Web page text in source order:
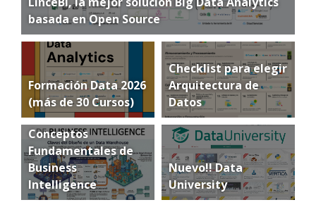
basada en Open Source
Formación Data 2026
(más de 30 Cursos)
Checklist para elegir
Arquitectura de
Datos
Conceptos
Fundamentales de
Business
Intelligence
Nuevo!! Data
University